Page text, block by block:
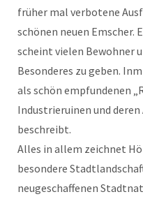
früher mal verbotene
schönen neuen
scheint vielen Bewohner
Besonderes zu geben.
als schön empfundenen
Industrieruinen und
beschreibt.
Alles in allem zeichnet
besondere
neugeschaffenen